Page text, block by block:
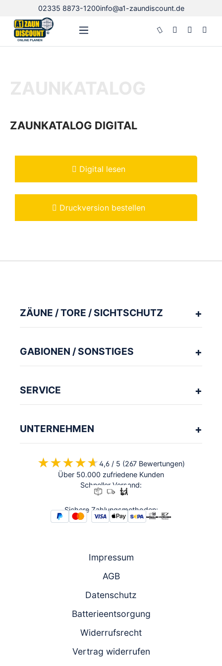
Zum Hauptinhalt springen
02335 8873-1200info@a1-zaundiscount.de
ZAUNKATALOG DIGITAL
Digital lesen
Druckversion bestellen
ZÄUNE / TORE / SICHTSCHUTZ
GABIONEN / SONSTIGES
SERVICE
UNTERNEHMEN
★★★★★
★★★★★4,6 / 5 (267 Bewertungen)
Über 50.000 zufriedene Kunden
Schneller Versand:
Sichere Zahlungsmethoden:
Impressum
AGB
Datenschutz
Batterieentsorgung
Widerrufsrecht
Vertrag widerrufen